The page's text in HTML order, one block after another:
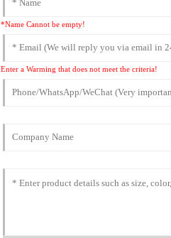
*Name Cannot be empty!
Enter a Warming that does not meet the criteria!